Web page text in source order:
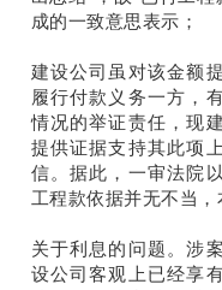
成的一致意思表示；
建设公司虽对该金额
履行付款义务一方，
情况的举证责任，现
提供证据支持其此项
信。据此，一审法院
工程款依据并无不当，
关于利息的问题。涉
设公司客观上已经享